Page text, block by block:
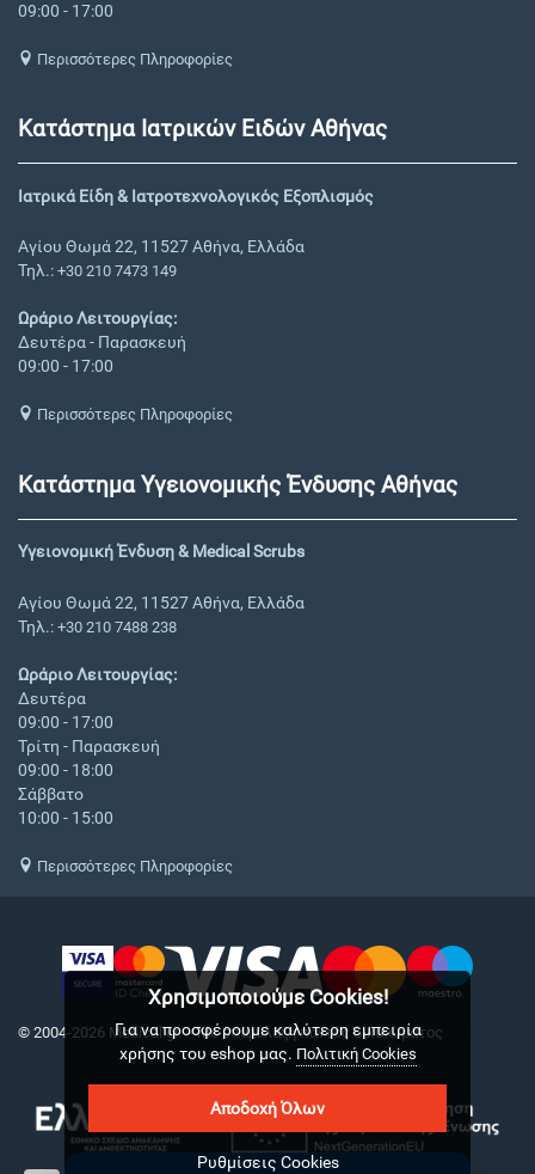
09:00 - 17:00
Περισσότερες Πληροφορίες
Κατάστημα Ιατρικών Ειδών Αθήνας
Ιατρικά Είδη & Ιατροτεχνολογικός Εξοπλισμός
Αγίου Θωμά 22, 11527 Αθήνα, Ελλάδα
Τηλ.: +30 210 7473 149
Ωράριο Λειτουργίας:
Δευτέρα - Παρασκευή
09:00 - 17:00
Περισσότερες Πληροφορίες
Κατάστημα Υγειονομικής Ένδυσης Αθήνας
Υγειονομική Ένδυση & Medical Scrubs
Αγίου Θωμά 22, 11527 Αθήνα, Ελλάδα
Τηλ.: +30 210 7488 238
Ωράριο Λειτουργίας:
Δευτέρα
09:00 - 17:00
Τρίτη - Παρασκευή
09:00 - 18:00
Σάββατο
10:00 - 15:00
Περισσότερες Πληροφορίες
© 2004-2026 Medical.gr. - Με επιφύλαξη παντός δικαιώματος
Χρησιμοποιούμε Cookies!
Για να προσφέρουμε καλύτερη εμπειρία
χρήσης του eshop μας. Πολιτική Cookies
Αποδοχή Όλων
Ρυθμίσεις Cookies